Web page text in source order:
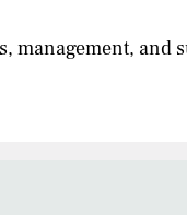
management,